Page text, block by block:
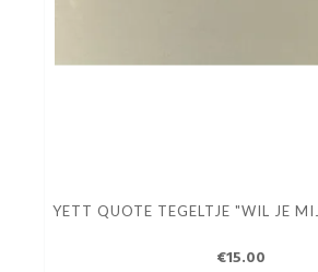
YETT QUOTE TEGELTJE "WIL JE
€15.00